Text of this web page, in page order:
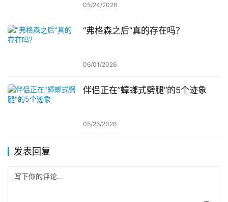
05/24/2026
“弗格森之后”真的存在吗？
06/01/2026
伴侣正在”蟑螂式劈腿”的5个迹象
05/26/2026
发表回复